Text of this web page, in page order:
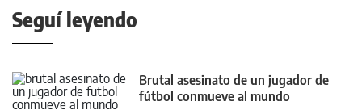
Seguí leyendo
Brutal asesinato de un jugador de
fútbol conmueve al mundo